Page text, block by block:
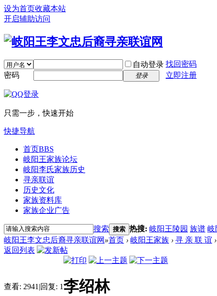
设为首页收藏本站
开启辅助访问
自动登录 找回密码
密码
登录 立即注册
只需一步，快速开始
快捷导航
首页BBS
岐阳王家族论坛
岐阳李氏家族历史
寻亲联谊
历史文化
家族资料库
家族企业广告
搜索 搜索 热搜: 岐阳王陵园 族谱 岐
岐阳王李文忠后裔寻亲联谊网 »首页 › 岐阳王家族 › 寻 亲 联 谊 ›
返回列表
查看: 2941 |回复: 1李绍林